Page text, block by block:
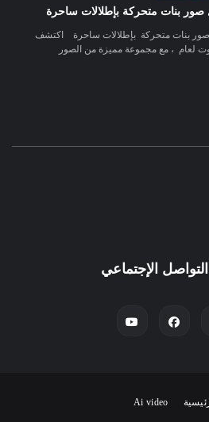
صور بنات متحركة بإطلالات ساحرة
بنات متحركة بإطلالات ساحرة اكتشف
لعام ، مع مجموعة مميزة من الصور
التواصل الإجتماعي
Ai video